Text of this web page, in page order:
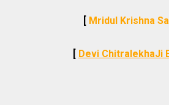
[ Mridul Krishna
[ Devi ChitralekhaJi